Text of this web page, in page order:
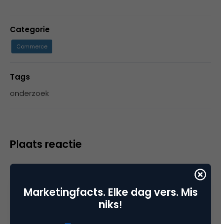
Categorie
Commerce
Tags
onderzoek
Plaats reactie
Je moetingelogd zijn opom een reactie te
Marketingfacts. Elke dag vers. Mis
niks!